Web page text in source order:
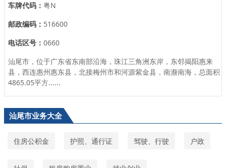
车牌代码： 粤N
邮政编码： 516600
电话区号： 0660
汕尾市，位于广东省东南部沿海，珠江三角洲东岸，东邻揭阳惠来
县，西连惠州惠东县，北接梅州市和河源紫金县，南濒南海，总面积
4865.05平方......
汕尾市业务大全
住房公积金 护照、通行证 驾驶、行驶 户政